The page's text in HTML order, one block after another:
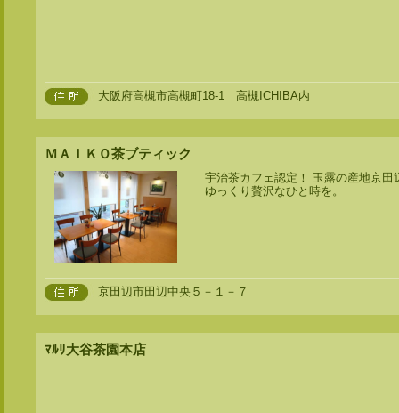
大阪府高槻市高槻町18-1 高槻ICHIBA内
ＭＡＩＫＯ茶ブティック
宇治茶カフェ認定！ 玉露の産地京田
ゆっくり贅沢なひと時を。
京田辺市田辺中央５－１－７
ﾏﾙﾘ大谷茶園本店